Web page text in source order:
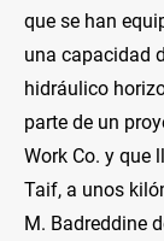
que se han
una capacidad
hidráulico
parte de un
Work Co. y que
Taif, a unos
M. Badreddine